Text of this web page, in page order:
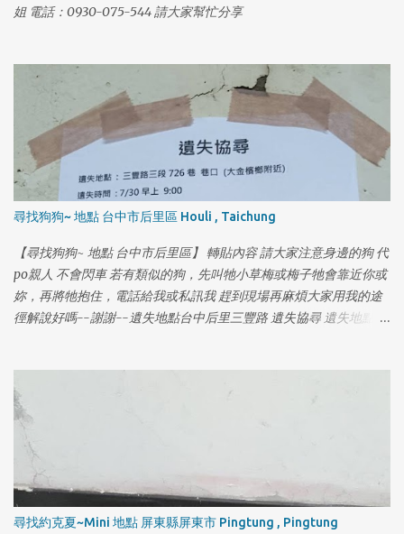
姐 電話：0930-075-544 請大家幫忙分享
尋找狗狗~ 地點 台中市后里區 Houli , Taichung
【尋找狗狗~ 地點 台中市后里區】 轉貼內容 請大家注意身邊的狗 代
po親人 不會閃車 若有類似的狗，先叫牠小草梅或梅子牠會靠近你或
妳，再將牠抱住，電話給我或私訊我 趕到現場再麻煩大家用我的途
徑解說好嗎--謝謝--遺失地點台中后里三豐路 遺失協尋 遺失地點：
008 286 (葉小姐) 尋獲獎金：紅包 5000 元
尋找約克夏~Mini 地點 屏東縣屏東市 Pingtung , Pingtung